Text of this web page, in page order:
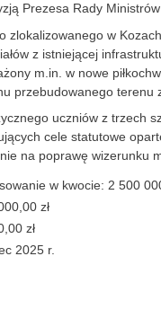
Prezesa Rady
w
z istniejącej
m.in. w nowe
przebudowanego
uczniów z trzech
cele statutowe
na poprawę wizerunku
w kwocie: 2 500
zł
zł
2025 r.